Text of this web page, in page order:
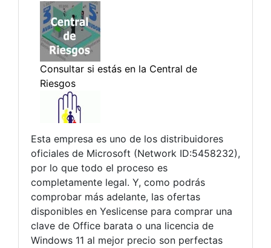
Esta empresa es uno de los distribuidores
oficiales de Microsoft (Network ID:5458232),
por lo que todo el proceso es
completamente legal. Y, como podrás
comprobar más adelante, las ofertas
disponibles en Yeslicense para comprar una
clave de Office barata o una licencia de
Windows 11 al mejor precio son perfectas